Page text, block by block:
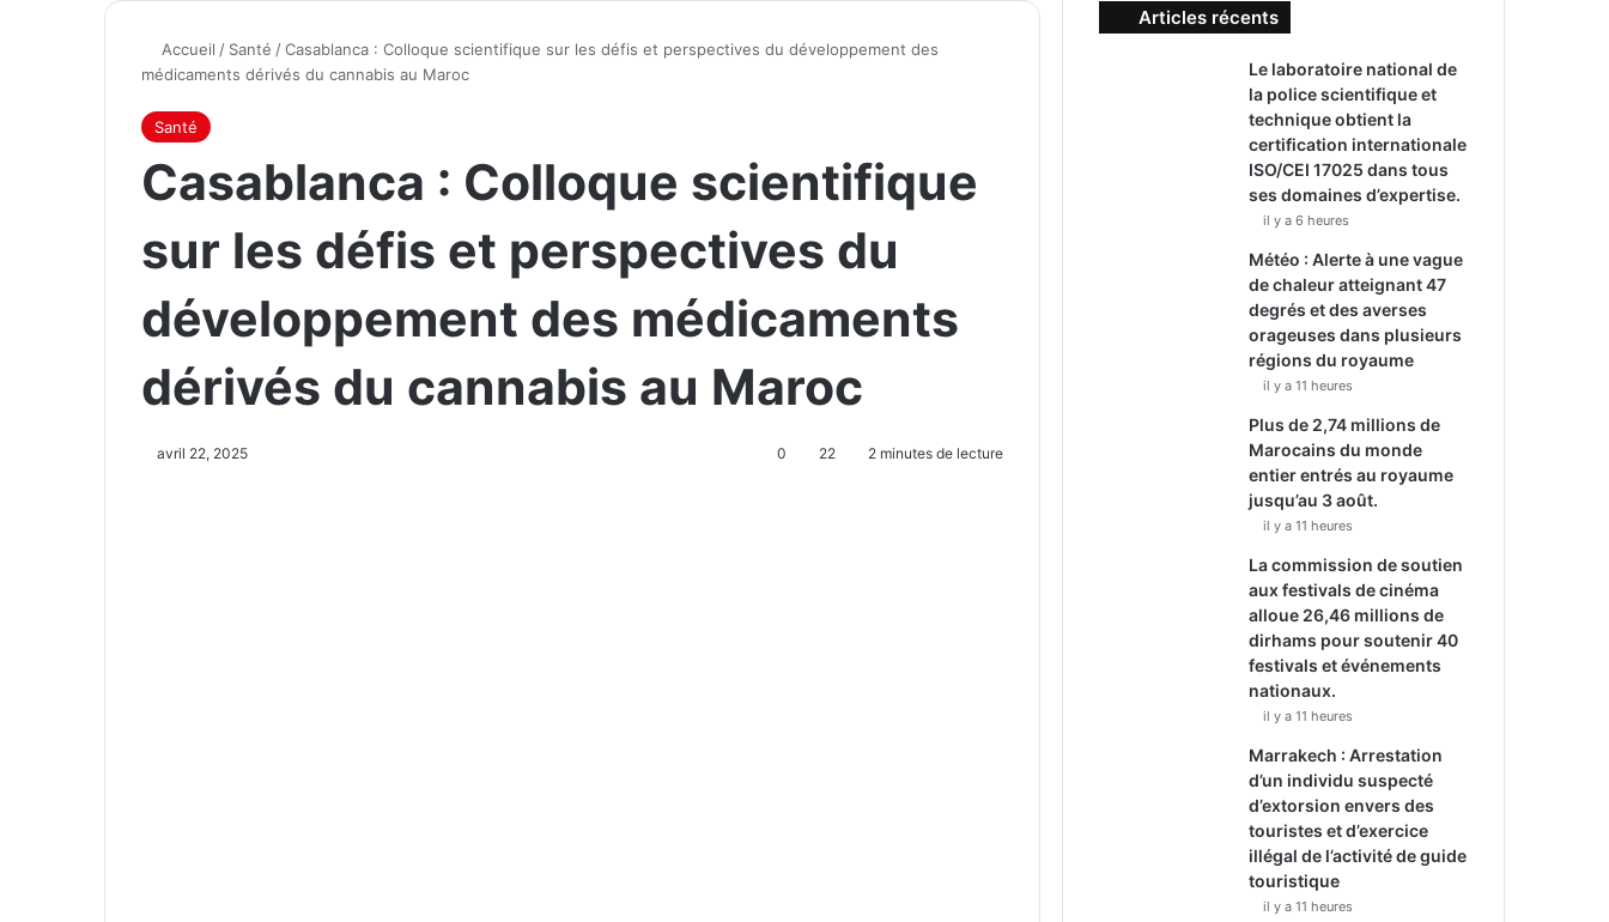
Accueil / Santé /Casablanca : Colloque scientifique sur les défis et perspectives du développement des
médicaments dérivés du cannabis au Maroc
Santé
Casablanca : Colloque scientifique
sur les défis et perspectives du
développement des médicaments
dérivés du cannabis au Maroc
avril 22, 2025 0 22 2 minutes de lecture
Articles récents
Le laboratoire national de
la police scientifique et
technique obtient la
certification internationale
ISO/CEI 17025 dans tous
ses domaines d’expertise.
il y a 6 heures
Météo : Alerte à une vague
de chaleur atteignant 47
degrés et des averses
orageuses dans plusieurs
régions du royaume
il y a 11 heures
Plus de 2,74 millions de
Marocains du monde
entier entrés au royaume
jusqu’au 3 août.
il y a 11 heures
La commission de soutien
aux festivals de cinéma
alloue 26,46 millions de
dirhams pour soutenir 40
festivals et événements
nationaux.
il y a 11 heures
Marrakech : Arrestation
d’un individu suspecté
d’extorsion envers des
touristes et d’exercice
illégal de l’activité de guide
touristique
il y a 11 heures